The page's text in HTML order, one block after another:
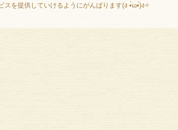
スを提供していけるようにがんばります(ง •̀ω•́)ง✧